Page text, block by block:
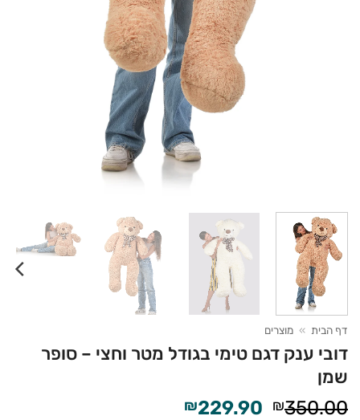
דף הבית » מוצרים
דובי ענק דגם טימי בגודל מטר וחצי – סופר
שמן
₪350.00
המחיר
₪229.90